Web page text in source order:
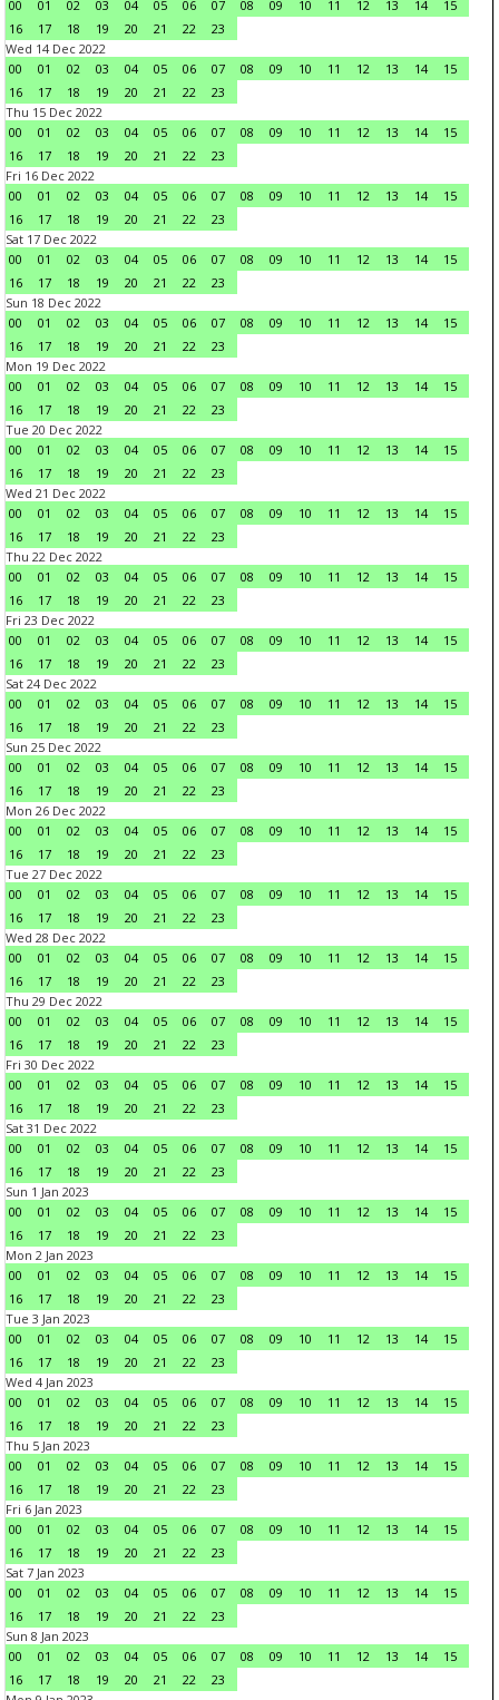
00
01 02 03 04 05 06 07 08 09 10 11 12 13 14
15
16
17 18 19 20 21 22
23
Wed 14 Dec 2022
00
01 02 03 04 05 06 07 08 09 10 11 12 13 14
15
16
17 18 19 20 21 22
23
Thu 15 Dec 2022
00
01 02 03 04 05 06 07 08 09 10 11 12 13 14
15
16
17 18 19 20 21 22
23
Fri 16 Dec 2022
00
01 02 03 04 05 06 07 08 09 10 11 12 13 14
15
16
17 18 19 20 21 22
23
Sat 17 Dec 2022
00
01 02 03 04 05 06 07 08 09 10 11 12 13 14
15
16
17 18 19 20 21 22
23
Sun 18 Dec 2022
00
01 02 03 04 05 06 07 08 09 10 11 12 13 14
15
16
17 18 19 20 21 22
23
Mon 19 Dec 2022
00
01 02 03 04 05 06 07 08 09 10 11 12 13 14
15
16
17 18 19 20 21 22
23
Tue 20 Dec 2022
00
01 02 03 04 05 06 07 08 09 10 11 12 13 14
15
16
17 18 19 20 21 22
23
Wed 21 Dec 2022
00
01 02 03 04 05 06 07 08 09 10 11 12 13 14
15
16
17 18 19 20 21 22
23
Thu 22 Dec 2022
00
01 02 03 04 05 06 07 08 09 10 11 12 13 14
15
16
17 18 19 20 21 22
23
Fri 23 Dec 2022
00
01 02 03 04 05 06 07 08 09 10 11 12 13 14
15
16
17 18 19 20 21 22
23
Sat 24 Dec 2022
00
01 02 03 04 05 06 07 08 09 10 11 12 13 14
15
16
17 18 19 20 21 22
23
Sun 25 Dec 2022
00
01 02 03 04 05 06 07 08 09 10 11 12 13 14
15
16
17 18 19 20 21 22
23
Mon 26 Dec 2022
00
01 02 03 04 05 06 07 08 09 10 11 12 13 14
15
16
17 18 19 20 21 22
23
Tue 27 Dec 2022
00
01 02 03 04 05 06 07 08 09 10 11 12 13 14
15
16
17 18 19 20 21 22
23
Wed 28 Dec 2022
00
01 02 03 04 05 06 07 08 09 10 11 12 13 14
15
16
17 18 19 20 21 22
23
Thu 29 Dec 2022
00
01 02 03 04 05 06 07 08 09 10 11 12 13 14
15
16
17 18 19 20 21 22
23
Fri 30 Dec 2022
00
01 02 03 04 05 06 07 08 09 10 11 12 13 14
15
16
17 18 19 20 21 22
23
Sat 31 Dec 2022
00
01 02 03 04 05 06 07 08 09 10 11 12 13 14
15
16
17 18 19 20 21 22
23
Sun 1 Jan 2023
00
01 02 03 04 05 06 07 08 09 10 11 12 13 14
15
16
17 18 19 20 21 22
23
Mon 2 Jan 2023
00
01 02 03 04 05 06 07 08 09 10 11 12 13 14
15
16
17 18 19 20 21 22
23
Tue 3 Jan 2023
00
01 02 03 04 05 06 07 08 09 10 11 12 13 14
15
16
17 18 19 20 21 22
23
Wed 4 Jan 2023
00
01 02 03 04 05 06 07 08 09 10 11 12 13 14
15
16
17 18 19 20 21 22
23
Thu 5 Jan 2023
00
01 02 03 04 05 06 07 08 09 10 11 12 13 14
15
16
17 18 19 20 21 22
23
Fri 6 Jan 2023
00
01 02 03 04 05 06 07 08 09 10 11 12 13 14
15
16
17 18 19 20 21 22
23
Sat 7 Jan 2023
00
01 02 03 04 05 06 07 08 09 10 11 12 13 14
15
16
17 18 19 20 21 22
23
Sun 8 Jan 2023
00
01 02 03 04 05 06 07 08 09 10 11 12 13 14
15
16
17 18 19 20 21 22
23